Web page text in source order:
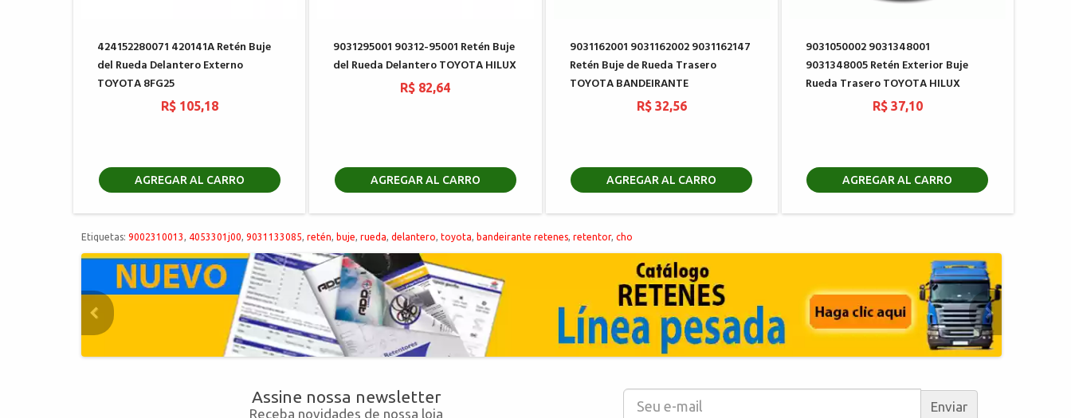
424152280071 420141A Retén Buje
del Rueda Delantero Externo
TOYOTA 8FG25
R$ 105,18
AGREGAR AL CARRO
9031295001 90312-95001 Retén Buje
del Rueda Delantero TOYOTA HILUX
R$ 82,64
AGREGAR AL CARRO
9031162001 9031162002 9031162147
Retén Buje de Rueda Trasero
TOYOTA BANDEIRANTE
R$ 32,56
AGREGAR AL CARRO
9031050002 9031348001
9031348005 Retén Exterior Buje
Rueda Trasero TOYOTA HILUX
R$ 37,10
AGREGAR AL CARRO
Etiquetas: 9002310013 4053301j00 9031133085 retén buje rueda delantero toyota bandeirante retenes retentor, cho
Assine nossa newsletter
Receba novidades de nossa loja Enviar